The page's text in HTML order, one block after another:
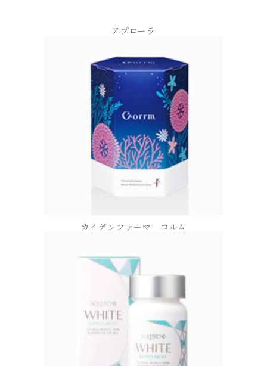
アプローラ
カイゲンファーマ コルム